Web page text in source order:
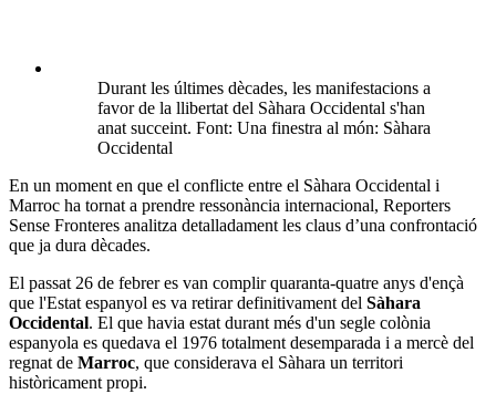
Durant les últimes dècades, les manifestacions a
favor de la llibertat del Sàhara Occidental s'han
anat succeint. Font: Una finestra al món: Sàhara
Occidental
En un moment en que el conflicte entre el Sàhara Occidental i
Marroc ha tornat a prendre ressonància internacional, Reporters
Sense Fronteres analitza detalladament les claus d’una confrontació
que ja dura dècades.
El passat 26 de febrer es van complir quaranta-quatre anys d'ençà
que l'Estat espanyol es va retirar definitivament del Sàhara
Occidental. El que havia estat durant més d'un segle colònia
espanyola es quedava el 1976 totalment desemparada i a mercè del
regnat de Marroc, que considerava el Sàhara un territori
històricament propi.